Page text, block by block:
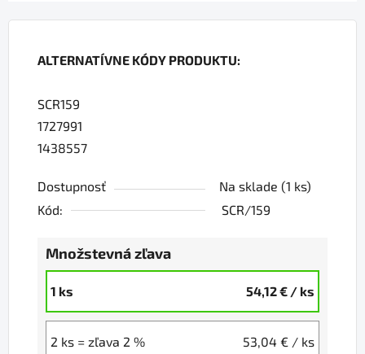
ALTERNATÍVNE KÓDY PRODUKTU:
SCR159
1727991
1438557
Dostupnosť Na sklade (1 ks)
Kód:
SCR/159
Množstevná zľava
1 ks 54,12 € / ks
2 ks = zľava 2 % 53,04 € / ks